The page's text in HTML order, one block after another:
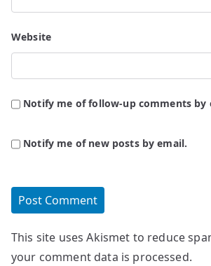
Website
Notify me of follow-up comments by
Notify me of new posts by email.
This site uses Akismet to reduce
your comment data is processed.